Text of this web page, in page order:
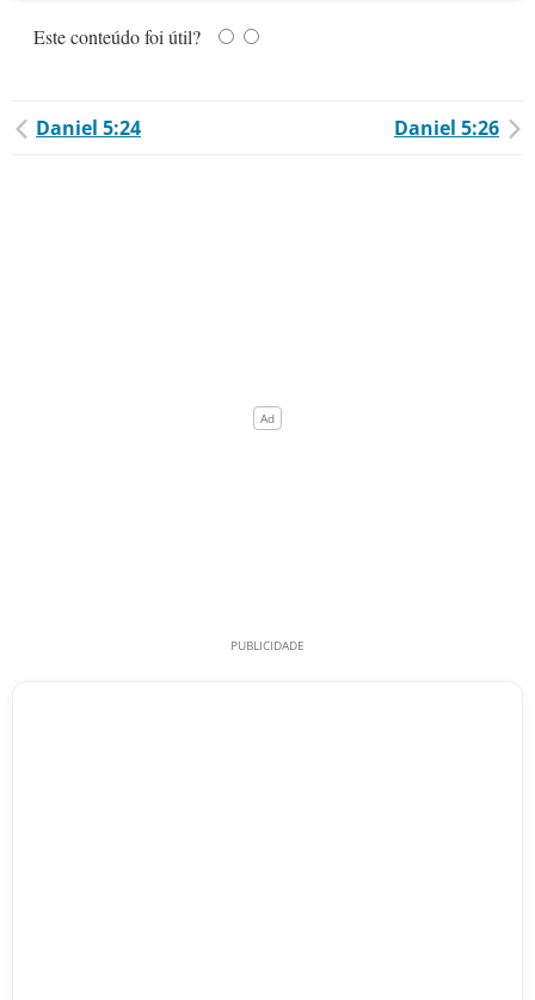
Este conteúdo foi útil?
Daniel 5:24 Daniel 5:26